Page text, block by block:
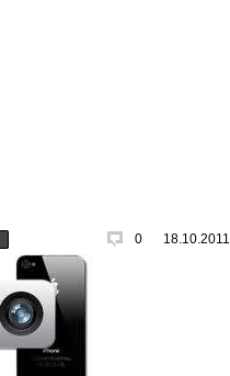
0 18.10.2011